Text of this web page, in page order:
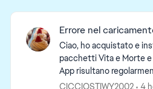
Errore nel
Ciao, ho acquistato e
pacchetti Vita e Morte e
App risultano
mondi Ravenwood e
CICCIOSTIWY2002 4